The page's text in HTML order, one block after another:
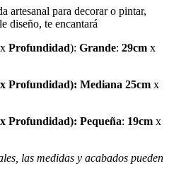
artesanal para decorar o pintar,
diseño, te encantará
x Profundidad): Grande: 29cm x
x Profundidad): Mediana 25cm x
x Profundidad): Pequeña: 19cm x
las medidas y acabados pueden